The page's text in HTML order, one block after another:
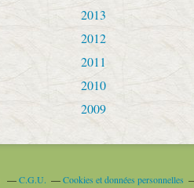
2013
2012
2011
2010
2009
C.G.U. Cookies et données personnelles